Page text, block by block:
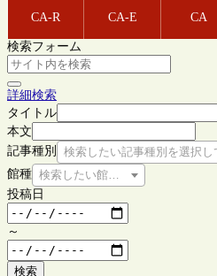
CA-R CA-E CA
検索フォーム
詳細検索
タイトル
本文
記事種別
検索したい記事種別を選択し
館種 検索したい館種を選択してください
投稿日
～
検索